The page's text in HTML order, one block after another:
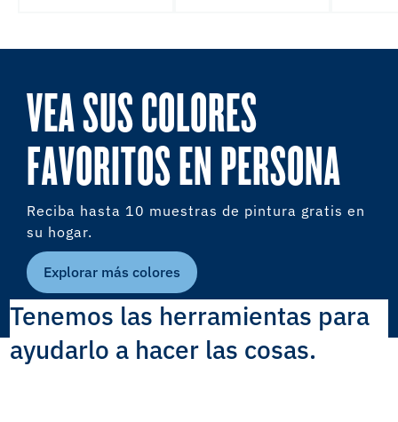
VEA SUS COLORES
FAVORITOS EN PERSONA
Reciba hasta 10 muestras de pintura gratis en
su hogar.
Explorar más colores
Tenemos las herramientas para
ayudarlo a hacer las cosas.